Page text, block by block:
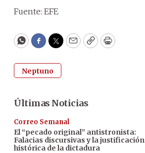
Fuente: EFE
WhatsApp
Facebook
Twitter
EmailCopyPrint
Neptuno
Últimas Noticias
Correo Semanal
El “pecado original” antistronista:
Falacias discursivas y la justificación
histórica de la dictadura